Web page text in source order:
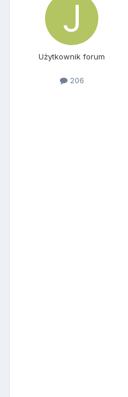
Użytkownik forum
206